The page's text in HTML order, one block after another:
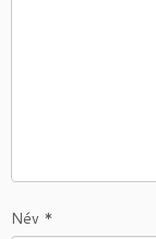
Név *